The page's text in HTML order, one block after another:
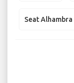
Seat Alhambra